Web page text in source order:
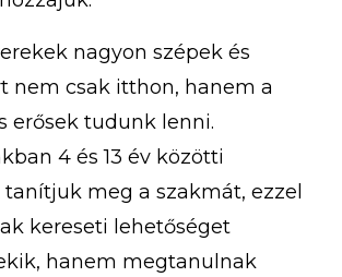
nagyon szépek és
nem csak itthon, hanem a
erősek tudunk lenni.
4 és 13 év közötti
meg a szakmát, ezzel
kereseti lehetőséget
hanem megtanulnak